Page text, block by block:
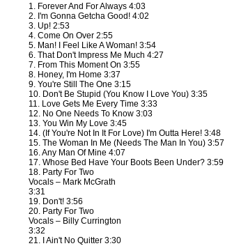
1. Forever And For Always 4:03
2. I'm Gonna Getcha Good! 4:02
3. Up! 2:53
4. Come On Over 2:55
5. Man! I Feel Like A Woman! 3:54
6. That Don't Impress Me Much 4:27
7. From This Moment On 3:55
8. Honey, I'm Home 3:37
9. You're Still The One 3:15
10. Don't Be Stupid (You Know I Love You) 3:35
11. Love Gets Me Every Time 3:33
12. No One Needs To Know 3:03
13. You Win My Love 3:45
14. (If You're Not In It For Love) I'm Outta Here! 3:48
15. The Woman In Me (Needs The Man In You) 3:57
16. Any Man Of Mine 4:07
17. Whose Bed Have Your Boots Been Under? 3:59
18. Party For Two
Vocals – Mark McGrath
3:31
19. Don't! 3:56
20. Party For Two
Vocals – Billy Currington
3:32
21. I Ain't No Quitter 3:30